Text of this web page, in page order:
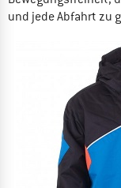
und jede Abfahrt zu